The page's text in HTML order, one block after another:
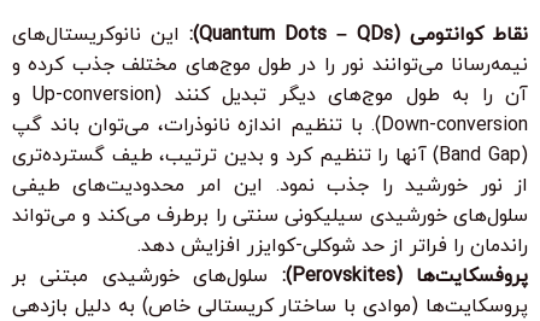
نقاط کوانتومی (Quantum Dots – QDs):
این نانوکریستال‌های
نیمه‌رسانا می‌توانند نور را در طول موج‌های مختلف جذب کرده و
آن را به طول موج‌های دیگر تبدیل کنند (Up-conversion و
Down-conversion). با تنظیم اندازه نانوذرات، می‌توان باند گپ
(Band Gap) آنها را تنظیم کرد و بدین ترتیب، طیف گسترده‌تری
از نور خورشید را جذب نمود. این امر محدودیت‌های طیفی
سلول‌های خورشیدی سیلیکونی سنتی را برطرف می‌کند و می‌تواند
راندمان را فراتر از حد شوکلی-کوایزر افزایش دهد.
پروفسکایت‌ها (Perovskites):
سلول‌های خورشیدی مبتنی بر
پروسکایت‌ها (موادی با ساختار کریستالی خاص) به دلیل بازدهی